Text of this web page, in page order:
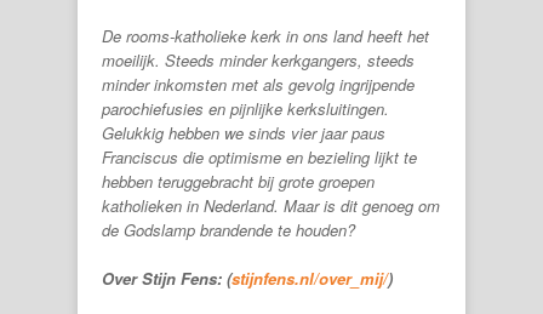
De rooms-katholieke kerk in ons land heeft het
moeilijk. Steeds minder kerkgangers, steeds
minder inkomsten met als gevolg ingrijpende
parochiefusies en pijnlijke kerksluitingen.
Gelukkig hebben we sinds vier jaar paus
Franciscus die optimisme en bezieling lijkt te
hebben terug­gebracht bij grote groepen
katholieken in Nederland. Maar is dit genoeg om
de Godslamp brandende te houden?
Over Stijn Fens: (stijnfens.nl/over_mij/)